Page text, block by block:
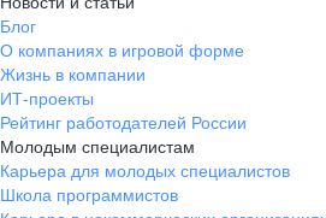
Блог
О компаниях в игровой форме
Жизнь в компании
ИТ-проекты
Рейтинг работодателей России
Молодым специалистам
Карьера для молодых специалистов
Школа программистов